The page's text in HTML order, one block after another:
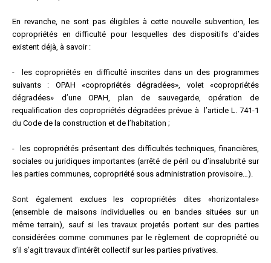
En revanche, ne sont pas éligibles à cette nouvelle subvention, les
copropriétés en difficulté pour lesquelles des dispositifs d’aides
existent déjà, à savoir :
- les copropriétés en difficulté inscrites dans un des programmes
suivants : OPAH «copropriétés dégradées», volet «copropriétés
dégradées» d’une OPAH, plan de sauvegarde, opération de
requalification des copropriétés dégradées prévue à l’article L. 741-1
du Code de la construction et de l’habitation ;
- les copropriétés présentant des difficultés techniques, financières,
sociales ou juridiques importantes (arrêté de péril ou d’insalubrité sur
les parties communes, copropriété sous administration provisoire…).
Sont également exclues les copropriétés dites «horizontales»
(ensemble de maisons individuelles ou en bandes situées sur un
même terrain), sauf si les travaux projetés portent sur des parties
considérées comme communes par le règlement de copropriété ou
s’il s’agit travaux d’intérêt collectif sur les parties privatives.